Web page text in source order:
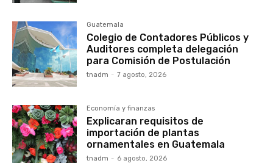
Guatemala
Colegio de Contadores Públicos y
Auditores completa delegación
para Comisión de Postulación
tnadm - 7 agosto, 2026
Economía y finanzas
Explicaran requisitos de
importación de plantas
ornamentales en Guatemala
tnadm - 6 agosto, 2026